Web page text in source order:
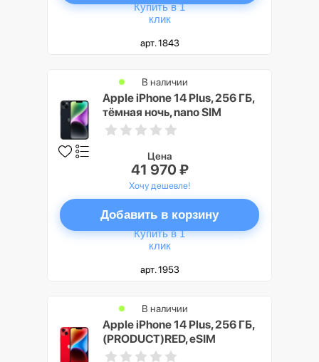
Купить в 1
клик
арт. 1843
Apple iPhone 14 Plus, 256 ГБ,
тёмная ночь, nano SIM
В наличии
Цена
41 970 ₽
Хочу дешевле!
Добавить в корзину
Купить в 1
клик
арт. 1953
Apple iPhone 14 Plus, 256 ГБ,
(PRODUCT)RED, eSIM
В наличии